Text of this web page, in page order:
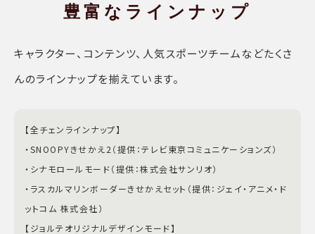
豊富な ラインナップ
キャラクター、コンテンツ、人気スポーツチームなどたくさ
んのラインナップを揃えています。
【全チェンラインナップ】
・SNOOPYきせかえ2（提供：テレビ東京コミュニケーションズ）
・シナモロールモード（提供：株式会社サンリオ）
・ラスカルマリンボーダーきせかえセット（提供：ジェイ・アニメ・ド
ットコム 株式会社）
【ジョルテオリジナルデザインモード】